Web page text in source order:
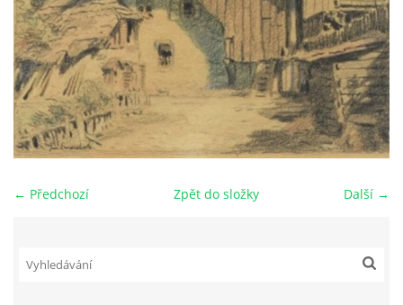
O NÁS
DŮL NA SLÍDU (NA KOLE)
tel. 773 916 275
Tento projekt je realizován za finanční podpory
← Předchozí Další →
Zpět do složky